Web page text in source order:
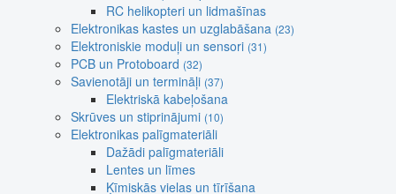
RC helikopteri un lidmašīnas
Elektronikas kastes un uzglabāšana (23)
Elektroniskie moduļi un sensori (31)
PCB un Protoboard (32)
Savienotāji un termināļi (37)
Elektriskā kabeļošana
Skrūves un stiprinājumi (10)
Elektronikas palīgmateriāli
Dažādi palīgmateriāli
Lentes un līmes
Ķīmiskās vielas un tīrīšana